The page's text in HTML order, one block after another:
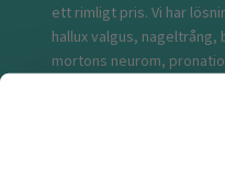
ett rimligt pris. Vi har
hallux valgus, nageltrång,
mortons neurom,
kompressionsstrumpor,
blixtsnabb leverans och
en svensk webbutik med